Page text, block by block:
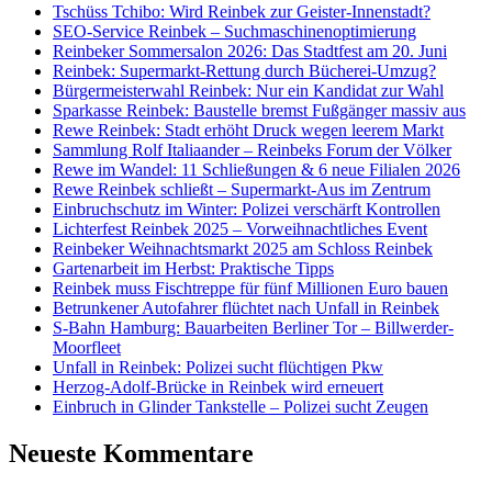
Tschüss Tchibo: Wird Reinbek zur Geister-Innenstadt?
SEO-Service Reinbek – Suchmaschinenoptimierung
Reinbeker Sommersalon 2026: Das Stadtfest am 20. Juni
Reinbek: Supermarkt-Rettung durch Bücherei-Umzug?
Bürgermeisterwahl Reinbek: Nur ein Kandidat zur Wahl
Sparkasse Reinbek: Baustelle bremst Fußgänger massiv aus
Rewe Reinbek: Stadt erhöht Druck wegen leerem Markt
Sammlung Rolf Italiaander – Reinbeks Forum der Völker
Rewe im Wandel: 11 Schließungen & 6 neue Filialen 2026
Rewe Reinbek schließt – Supermarkt-Aus im Zentrum
Einbruchschutz im Winter: Polizei verschärft Kontrollen
Lichterfest Reinbek 2025 – Vorweihnachtliches Event
Reinbeker Weihnachtsmarkt 2025 am Schloss Reinbek
Gartenarbeit im Herbst: Praktische Tipps
Reinbek muss Fischtreppe für fünf Millionen Euro bauen
Betrunkener Autofahrer flüchtet nach Unfall in Reinbek
S-Bahn Hamburg: Bauarbeiten Berliner Tor – Billwerder-
Moorfleet
Unfall in Reinbek: Polizei sucht flüchtigen Pkw
Herzog-Adolf-Brücke in Reinbek wird erneuert
Einbruch in Glinder Tankstelle – Polizei sucht Zeugen
Neueste Kommentare